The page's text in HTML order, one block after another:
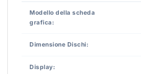
Modello della scheda
grafica:
Dimensione Dischi:
Display: